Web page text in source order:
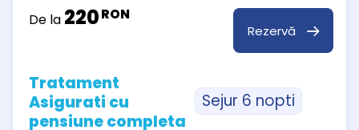
De la 220RON
Rezervă
Tratament
Asigurati cu
pensiune completa
Sejur 6 nopti